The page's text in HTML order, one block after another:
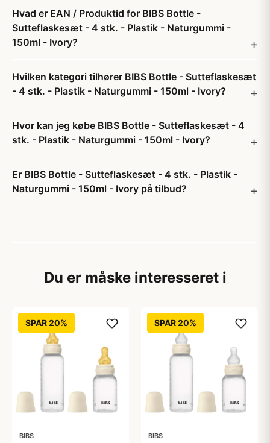
Hvad er EAN / Produktid for BIBS Bottle -
Sutteflaskesæt - 4 stk. - Plastik - Naturgummi -
150ml - Ivory?
Hvilken kategori tilhører BIBS Bottle - Sutteflaskesæt
- 4 stk. - Plastik - Naturgummi - 150ml - Ivory?
Hvor kan jeg købe BIBS Bottle - Sutteflaskesæt - 4
stk. - Plastik - Naturgummi - 150ml - Ivory?
Er BIBS Bottle - Sutteflaskesæt - 4 stk. - Plastik -
Naturgummi - 150ml - Ivory på tilbud?
Du er måske interesseret i
SPAR 20%
BIBS
SPAR 20%
BIBS